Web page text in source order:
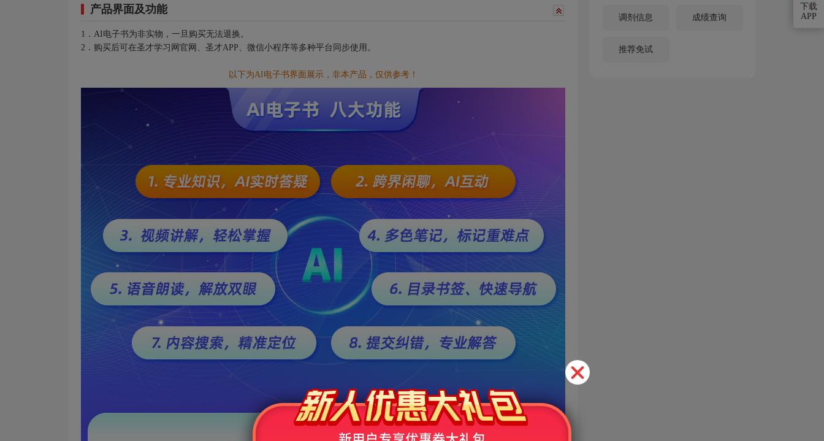
产品界面及功能
1．AI电子书为非实物，一旦购买无法退换。
2．购买后可在圣才学习网官网、圣才APP、微信小程序等多种平台同步使用。
以下为AI电子书界面展示，非本产品，仅供参考！
调剂信息 成绩查询
推荐免试
下载
APP